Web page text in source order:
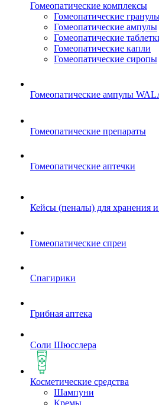
Гомеопатические комплексы
Гомеопатические
Гомеопатические ампулы
Гомеопатические
Гомеопатические капли
Гомеопатические сиропы
Гомеопатические ампулы
Гомеопатические препараты
Гомеопатические аптечки
Кейсы (пеналы) для хранения
Гомеопатические спреи
Спагирики
Грибная аптека
Соли Шюсслера
Косметические средства
Шампуни
Кремы